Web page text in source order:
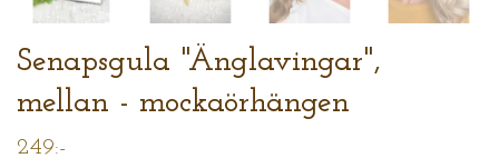
Senapsgula "Änglavingar",
mellan - mockaörhängen
249:-